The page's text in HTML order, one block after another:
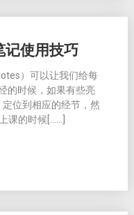
记使用技巧
）可以让我们给每
的时候，如果有些亮
位到相应的经节，然
课的时候[……]